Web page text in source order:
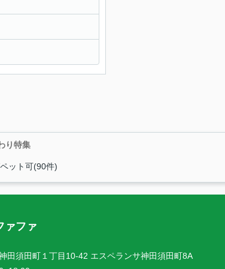
り特集
ペット可(90件)
ァファ
田須田町１丁目10-42 エスペランサ神田須田町8A